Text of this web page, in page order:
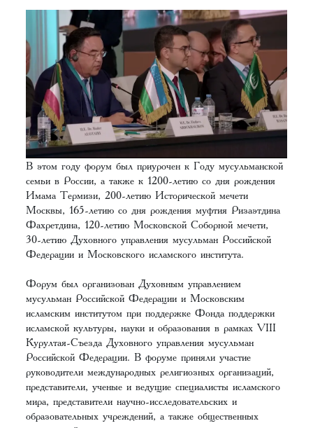
В этом году форум был приурочен к Году мусульманской
семьи в России, а также к 1200-летию со дня рождения
Имама Термизи, 200-летию Исторической мечети
Москвы, 165-летию со дня рождения муфтия Ризаэтдина
Фахретдина, 120-летию Московской Соборной мечети,
30-летию Духовного управления мусульман Российской
Федерации и Московского исламского института.
Форум был организован Духовным управлением
мусульман Российской Федерации и Московским
исламским институтом при поддержке Фонда поддержки
исламской культуры, науки и образования в рамках VIII
Курултая-Съезда Духовного управления мусульман
Российской Федерации. В форуме приняли участие
руководители международных религиозных организаций,
представители, ученые и ведущие специалисты исламского
мира, представители научно-исследовательских и
образовательных учреждений, а также общественных